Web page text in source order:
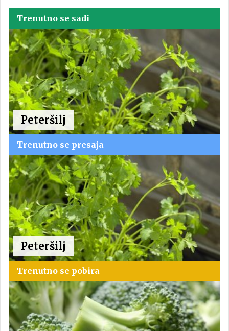
Trenutno se sadi
Peteršilj
Trenutno se presaja
Peteršilj
Trenutno se pobira